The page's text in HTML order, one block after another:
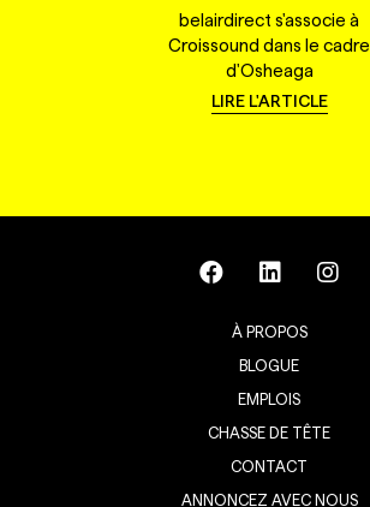
belairdirect s'associe à
Croissound dans le cadre
d'Osheaga
LIRE L'ARTICLE
À PROPOS
BLOGUE
EMPLOIS
CHASSE DE TÊTE
CONTACT
ANNONCEZ AVEC NOUS